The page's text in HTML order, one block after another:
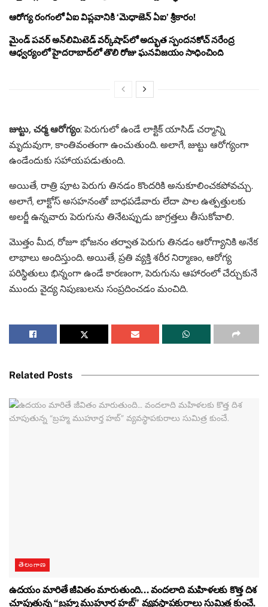
ఆరోగ్య రంగంలో ఏఐ విప్లవానికి ‘మెధాజెన్ ఏఐ’ శ్రీకారం!
మైండ్ పవర్ అన్‌లిమిటెడ్ వర్క్‌షాప్‌లో అద్భుత స్పందనకోచ్ నరేంద్ర
ఆధ్వర్యంలో హైదరాబాద్‌లో తొలి రోజు ఘనవిజయం సాధించింది
జుట్టు, చర్మ ఆరోగ్యం: పెరుగులో ఉండే లాక్టిక్ యాసిడ్ చర్మాన్ని
మృదువుగా, కాంతివంతంగా ఉంచుతుంది. అలాగే, జుట్టు ఆరోగ్యంగా
ఉండేందుకు సహాయపడుతుంది. ​
అయితే, రాత్రి పూట పెరుగు తినడం కొందరికి అనుకూలించకపోవచ్చు.
అలాగే, లాక్టోస్ అసహనంతో బాధపడేవారు లేదా పాల ఉత్పత్తులకు
అలర్జీ ఉన్నవారు పెరుగు‌ను తినేటప్పుడు జాగ్రత్తలు తీసుకోవాలి. ​
మొత్తం మీద, రోజూ భోజనం తర్వాత పెరుగు తినడం ఆరోగ్యానికి అనేక
లాభాలు అందిస్తుంది. అయితే, ప్రతి వ్యక్తి శరీర నిర్మాణం, ఆరోగ్య
పరిస్థితులు భిన్నంగా ఉండే కారణంగా, పెరుగును ఆహారంలో చేర్చుకునే
ముందు వైద్య నిపుణులను సంప్రదించడం మంచిది.
Related Posts
తెలంగాణ
ఉదయం మారితే జీవితం మారుతుంది… వందలాది మహిళలకు కొత్త దిశ
చూపుతున్న “బ్రహ్మ ముహూర్త హబ్” వ్యవస్థాపకురాలు సుమిత్ర కుంచే.